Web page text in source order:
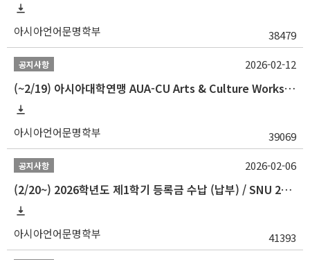
아시아언어문명학부 38479
공지사항
(~2/19) 아시아대학연맹 AUA-CU Arts & Culture Workshop Camp 2026 참가자 선발 안내
아시아언어문명학부 39069
2026-02-12
공지사항
(2/20~) 2026학년도 제1학기 등록금 수납 (납부) / SNU 26-1 Tuition fee payment notice
아시아언어문명학부 41393
2026-02-06